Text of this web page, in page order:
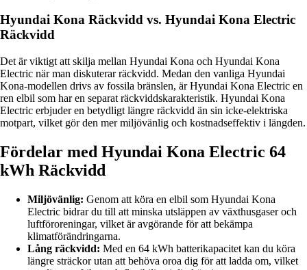
Hyundai Kona Räckvidd vs. Hyundai Kona Electric
Räckvidd
Det är viktigt att skilja mellan Hyundai Kona och Hyundai Kona
Electric när man diskuterar räckvidd. Medan den vanliga Hyundai
Kona-modellen drivs av fossila bränslen, är Hyundai Kona Electric en
ren elbil som har en separat räckviddskarakteristik. Hyundai Kona
Electric erbjuder en betydligt längre räckvidd än sin icke-elektriska
motpart, vilket gör den mer miljövänlig och kostnadseffektiv i längden.
Fördelar med Hyundai Kona Electric 64
kWh Räckvidd
Miljövänlig: Genom att köra en elbil som Hyundai Kona
Electric bidrar du till att minska utsläppen av växthusgaser och
luftföroreningar, vilket är avgörande för att bekämpa
klimatförändringarna.
Lång räckvidd: Med en 64 kWh batterikapacitet kan du köra
längre sträckor utan att behöva oroa dig för att ladda om, vilket